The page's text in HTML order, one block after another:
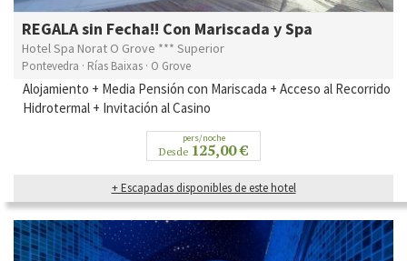
REGALA sin Fecha!! Con Mariscada y Spa
Hotel Spa Norat O Grove *** Superior
Pontevedra · Rías Baixas · O Grove
Alojamiento + Media Pensión con Mariscada + Acceso al Recorrido
Hidrotermal + Invitación al Casino
pers/noche
Desde 125,00 €
+ Escapadas disponibles de este hotel